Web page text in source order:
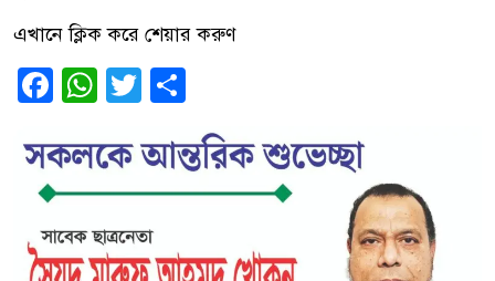
এখানে ক্লিক করে শেয়ার করুণ
Facebook
WhatsApp
Twitter